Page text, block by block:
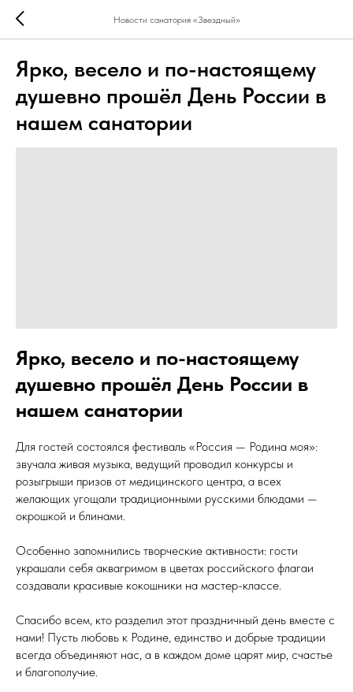
Новости санатория «Звездный»
Ярко, весело и по-настоящему
душевно прошёл День России в
нашем санатории
Ярко, весело и по-настоящему
душевно прошёл День России в
нашем санатории
Для гостей состоялся фестиваль «Россия — Родина моя»:
звучала живая музыка, ведущий проводил конкурсы и
розыгрыши призов от медицинского центра, а всех
желающих угощали традиционными русскими блюдами —
окрошкой и блинами.
Особенно запомнились творческие активности: гости
украшали себя аквагримом в цветах российского флагаи
создавали красивые кокошники на мастер-классе.
Спасибо всем, кто разделил этот праздничный день вместе с
нами! Пусть любовь к Родине, единство и добрые традиции
всегда объединяют нас, а в каждом доме царят мир, счастье
и благополучие.